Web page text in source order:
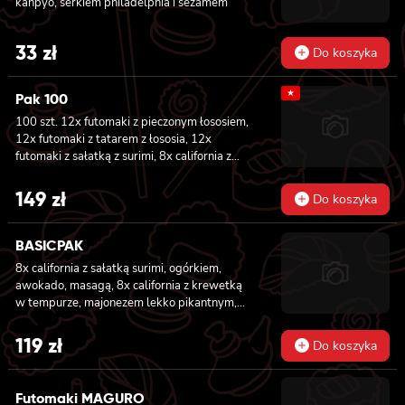
tofu, ogórkiem, oshinko i sałatą, 6x futomaki z
kanpyo i porem w tempurze, ogórkiem,
33 zł Do koszyka
Pak 100
100 szt. 12x futomaki z pieczonym łososiem,
12x futomaki z tatarem z łososia, 12x
futomaki z sałatką z surimi, 8x california z
tuńczykiem, 8x california z pieczonym
łososiem, 8x california z krewetką w
tempurze, 8x maki z ogórkiem, 8x maki z
oshinko, 8x maki z surimi, 8x maki z łososiem,
8x maki z kanpyo
★
149 zł Do koszyka
BASICPAK
8x california z sałatką surimi, ogórkiem,
awokado, masagą, 8x california z krewetką
w tempurze, majonezem lekko pikantnym,
ogórkiem, sezamem i masago, 6x futomaki z
tuńczykiem, majonezem lekko pikantnym,
awokado, ogórkiem i sałatą, 6x futomaki z
pieczonym łososiem, ogórkiem, majonezem
lekko pikantnym, masago i sałatą, 6x
119zł Do koszyka
Futomaki MAGURO